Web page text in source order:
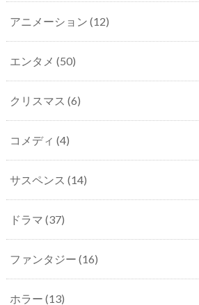
アニメーション (12)
エンタメ (50)
クリスマス (6)
コメディ (4)
サスペンス (14)
ドラマ (37)
ファンタジー (16)
ホラー (13)